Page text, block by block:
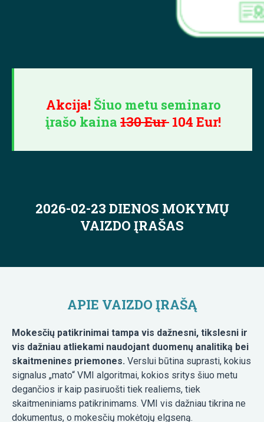
Akcija!Šiuo metu seminaro
įrašo kaina 130 Eur 104 Eur!
2026-02-23 DIENOS MOKYMŲ
VAIZDO ĮRAŠAS
APIE VAIZDO ĮRAŠĄ
Mokesčių patikrinimai tampa vis dažnesni, tikslesni ir
vis dažniau atliekami naudojant duomenų analitiką bei
skaitmenines priemones. Verslui būtina suprasti, kokius
signalus „mato“ VMI algoritmai, kokios sritys šiuo metu
degančios ir kaip pasiruošti tiek realiems, tiek
skaitmeniniams patikrinimams. VMI vis dažniau tikrina ne
dokumentus, o mokesčių mokėtojų elgseną.